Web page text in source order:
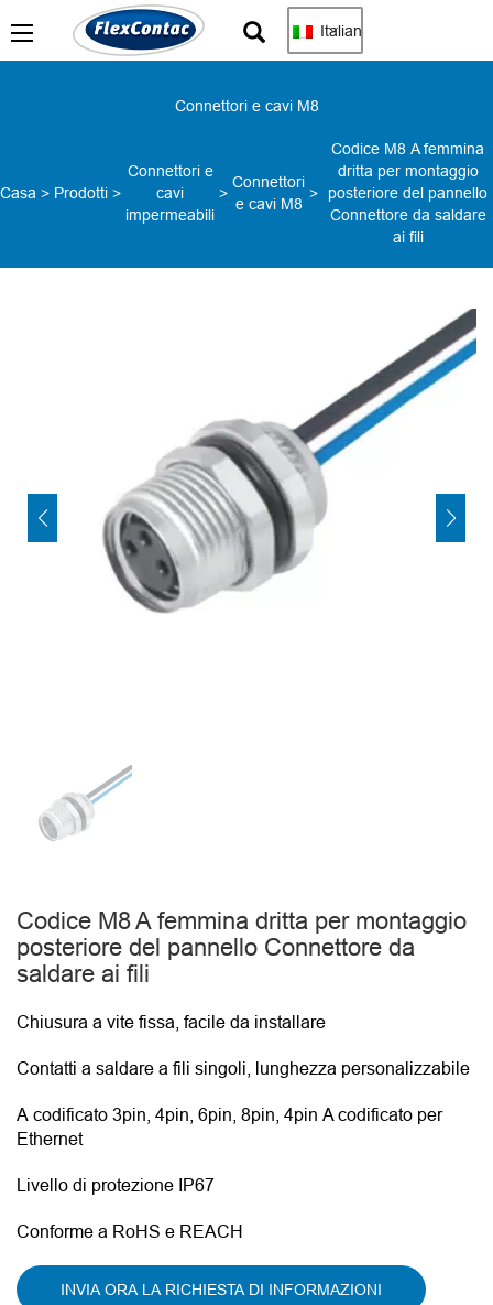
Italian
Connettori e cavi M8
Casa > Prodotti >
Connettori e
cavi
impermeabili
>
Connettori
e cavi M8
>
Codice M8 A femmina
dritta per montaggio
posteriore del pannello
Connettore da saldare
ai fili
Codice M8 A femmina dritta per montaggio
posteriore del pannello Connettore da
saldare ai fili
Chiusura a vite fissa, facile da installare
Contatti a saldare a fili singoli, lunghezza personalizzabile
A codificato 3pin, 4pin, 6pin, 8pin, 4pin A codificato per
Ethernet
Livello di protezione IP67
Conforme a RoHS e REACH
INVIA ORA LA RICHIESTA DI INFORMAZIONI